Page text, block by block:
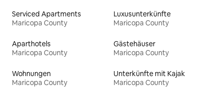
Serviced Apartments
Maricopa County
Luxusunterkünfte
Maricopa County
Aparthotels
Maricopa County
Gästehäuser
Maricopa County
Wohnungen
Maricopa County
Unterkünfte mit Kajak
Maricopa County